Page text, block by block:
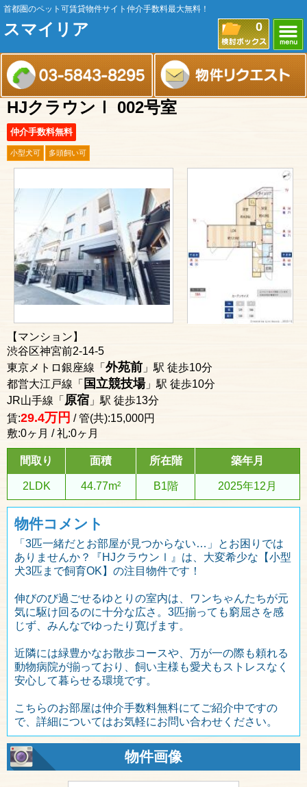
首都圏のペット可賃貸物件サイト仲介手数料最大無料！
スマイリア 0
HJクラウンⅠ 002号室
仲介手数料無料
小型犬可 多頭飼い可
【マンション】
渋谷区神宮前2-14-5
東京メトロ銀座線「 外苑前 」駅 徒歩10分
都営大江戸線「 国立競技場」駅 徒歩10分
JR山手線「 原宿 」駅 徒歩13分
賃:29.4万円 / 管(共):15,000円
敷:0ヶ月 / 礼:0ヶ月
間取り 面積 所在階 築年月
2LDK 44.77m² B1階 2025年12月
物件コメント
「3匹一緒だとお部屋が見つからない…」とお困りでは
ありませんか？『HJクラウンⅠ』は、大変希少な【小型
犬3匹まで飼育OK】の注目物件です！
伸びのび過ごせるゆとりの室内は、ワンちゃんたちが元
気に駆け回るのに十分な広さ。3匹揃っても窮屈さを感
じず、みんなでゆったり寛げます。
近隣には緑豊かなお散歩コースや、万が一の際も頼れる
動物病院が揃っており、飼い主様も愛犬もストレスなく
安心して暮らせる環境です。
こちらのお部屋は仲介手数料無料にてご紹介中ですの
で、詳細についてはお気軽にお問い合わせください。
物件画像